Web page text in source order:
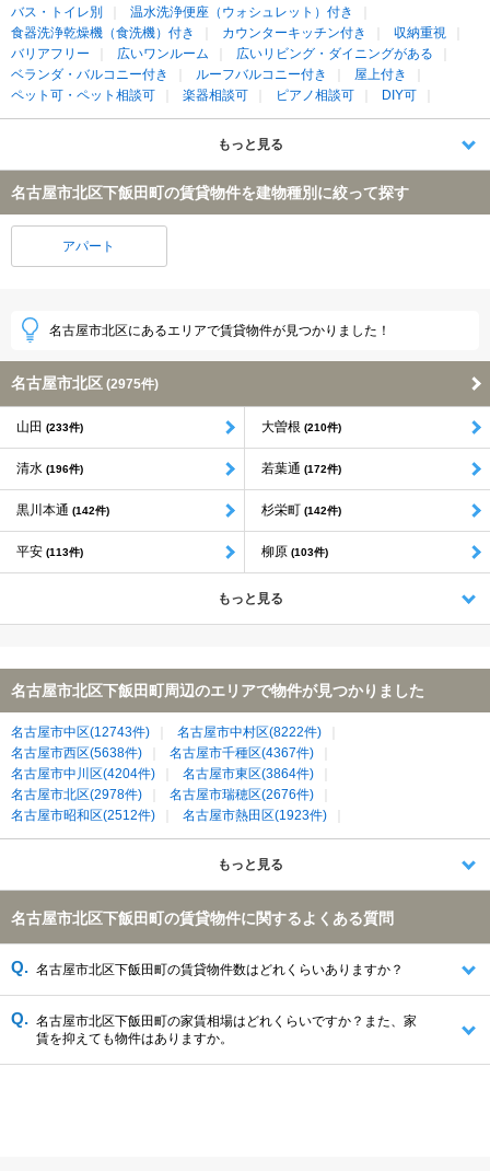
バス・トイレ別
温水洗浄便座（ウォシュレット）付き
食器洗浄乾燥機（食洗機）付き
カウンターキッチン付き
収納重視
バリアフリー
広いワンルーム
広いリビング・ダイニングがある
ベランダ・バルコニー付き
ルーフバルコニー付き
屋上付き
ペット可・ペット相談可
楽器相談可 ピアノ相談可 DIY可
もっと見る
名古屋市北区下飯田町の賃貸物件を建物種別に絞って探す
アパート
名古屋市北区にあるエリアで賃貸物件が見つかりました！
名古屋市北区 (2975件)
山田 (233件) 大曽根 (210件)
清水 (196件) 若葉通 (172件)
黒川本通 (142件) 杉栄町 (142件)
平安 (113件) 柳原 (103件)
もっと見る
名古屋市北区下飯田町周辺のエリアで物件が見つかりました
名古屋市中区(12743件)
名古屋市中村区(8222件)
名古屋市西区(5638件)
名古屋市千種区(4367件)
名古屋市中川区(4204件)
名古屋市東区(3864件)
名古屋市北区(2978件)
名古屋市瑞穂区(2676件)
名古屋市昭和区(2512件)
名古屋市熱田区(1923件)
名古屋市名東区(1888件)
名古屋市天白区(1744件)
春日井市(1176件)
もっと見る
名古屋市北区下飯田町の賃貸物件に関するよくある質問
名古屋市北区下飯田町の賃貸物件数はどれくらいありますか？
名古屋市北区下飯田町の家賃相場はどれくらいですか？また、家
賃を抑えても物件はありますか。